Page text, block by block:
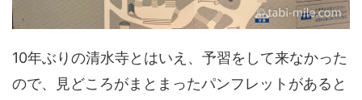
10年ぶりの清水寺とはいえ、予習をして来なかった
ので、見どころがまとまったパンフレットがあると